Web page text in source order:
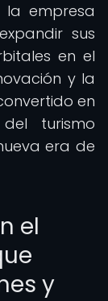
la empresa
sus
en el
y la
en
turismo
era de
el
y